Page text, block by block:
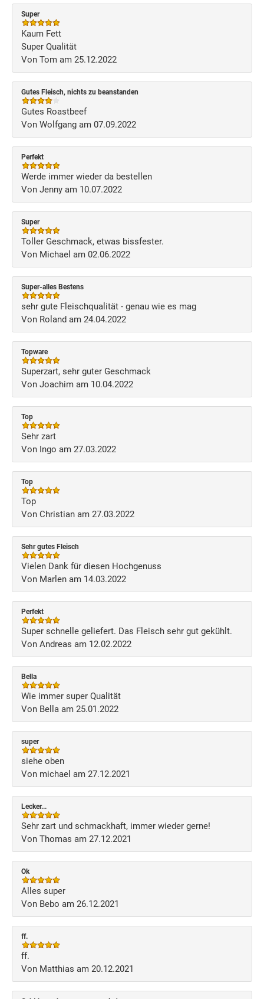
Super
Kaum Fett
Super Qualität
Von Tom am 25.12.2022
Gutes Fleisch, nichts zu beanstanden
Gutes Roastbeef
Von Wolfgang am 07.09.2022
Perfekt
Werde immer wieder da bestellen
Von Jenny am 10.07.2022
Super
Toller Geschmack, etwas bissfester.
Von Michael am 02.06.2022
Super-alles Bestens
sehr gute Fleischqualität - genau wie es mag
Von Roland am 24.04.2022
Topware
Superzart, sehr guter Geschmack
Von Joachim am 10.04.2022
Top
Sehr zart
Von Ingo am 27.03.2022
Top
Top
Von Christian am 27.03.2022
Sehr gutes Fleisch
Vielen Dank für diesen Hochgenuss
Von Marlen am 14.03.2022
Perfekt
Super schnelle geliefert. Das Fleisch sehr gut gekühlt.
Von Andreas am 12.02.2022
Bella
Wie immer super Qualität
Von Bella am 25.01.2022
super
siehe oben
Von michael am 27.12.2021
Lecker...
Sehr zart und schmackhaft, immer wieder gerne!
Von Thomas am 27.12.2021
Ok
Alles super
Von Bebo am 26.12.2021
ff.
ff.
Von Matthias am 20.12.2021